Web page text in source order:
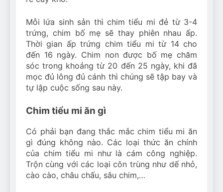
Mỗi lứa sinh sản thì chim tiểu mi đẻ từ 3-4
trứng, chim bố mẹ sẽ thay phiên nhau ấp.
Thời gian ấp trứng chim tiểu mi từ 14 cho
đến 16 ngày. Chim non được bố mẹ chăm
sóc trong khoảng từ 20 đến 25 ngày, khi đã
mọc đủ lông đủ cánh thì chúng sẽ tập bay và
tự lập cuộc sống sau này.
Chim tiểu mi ăn gì
Có phải bạn đang thắc mắc chim tiểu mi ăn
gì đúng không nào. Các loại thức ăn chính
của chim tiểu mi như là cám công nghiệp.
Trộn cùng với các loại côn trùng như dế nhỏ,
cào cào, châu chấu, sâu chim,…